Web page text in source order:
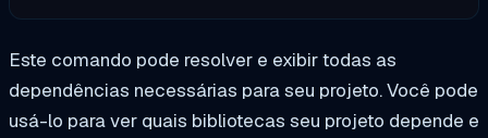
Este comando pode resolver e exibir todas as
dependências necessárias para seu projeto. Você pode
usá-lo para ver quais bibliotecas seu projeto depende e